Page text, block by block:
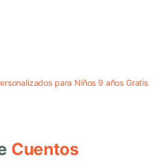
para Niños 9 años Gratis
Cuentos